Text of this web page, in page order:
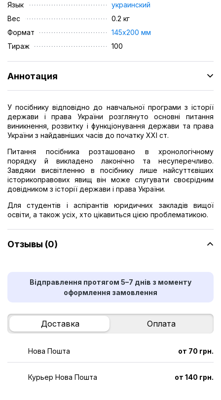
Язык
украинский
Вес
0.2 кг
Формат
145х200 мм
Тираж
100
Аннотация
У посібнику відповідно до навчальної програми з історії
держави і права України розглянуто основні питання
виникнення, розвитку і функціонування держави та права
України з найдавніших часів до початку XXI ст.
Питання посібника розташовано в хронологічному
порядку й викладено лаконічно та несуперечливо.
Завдяки висвітленню в посібнику лише найсуттєвіших
історикоправових явищ він може слугувати своєрідним
довідником з історії держави і права України.
Для студентів і аспірантів юридичних закладів вищої
освіти, а також усіх, хто цікавиться цією проблематикою.
Отзывы (0)
Відправлення протягом 5–7 днів з моменту
оформлення замовлення
Доставка Оплата
Нова Пошта от 70 грн.
Курьер Нова Пошта от 140 грн.